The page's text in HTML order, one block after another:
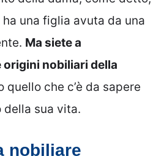
una figlia avuta da una
Ma siete a
nobiliari della
quello che c’è da sapere
della sua vita.
nobiliare